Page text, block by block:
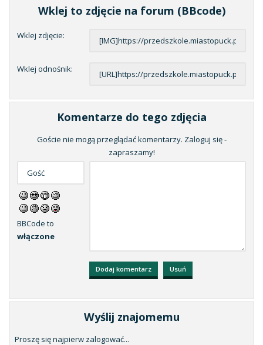
Wklej to zdjęcie na forum (BBcode)
Wklej zdjęcie:
Wklej odnośnik:
Komentarze do tego zdjęcia
Goście nie mogą przeglądać komentarzy. Zaloguj się -
zapraszamy!
BBCode to
włączone
Wyślij znajomemu
Proszę się najpierw zalogować...